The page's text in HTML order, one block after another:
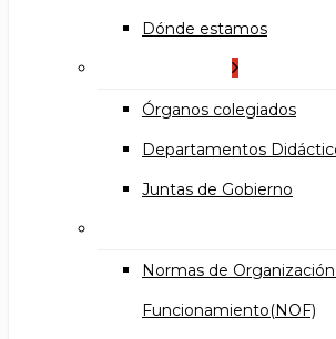
Dónde estamos
Órganos colegiados
Departamentos
Juntas de Gobierno
Normas de
Funcionamiento(NOF)